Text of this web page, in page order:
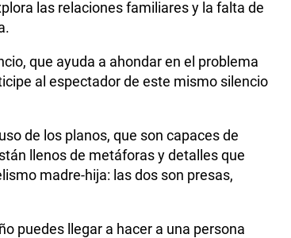
las relaciones familiares y la falta de
que ayuda a ahondar en el problema
al espectador de este mismo silencio
de los planos, que son capaces de
llenos de metáforas y detalles que
madre-hija: las dos son presas,
puedes llegar a hacer a una persona